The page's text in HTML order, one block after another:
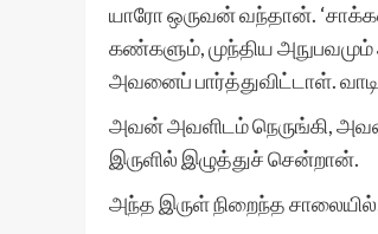
யாரோ ஒருவன் வந்தான்.
கண்களும், முந்திய அநுபவமும்
அவனைப் பார்த்துவிட்டாள்.
அவன் அவளிடம் நெருங்கி,
இருளில் இழுத்துச் சென்றான்.
அந்த இருள் நிறைந்த